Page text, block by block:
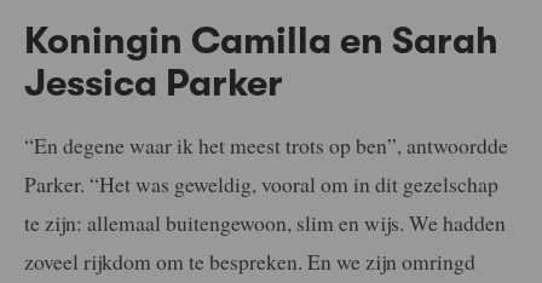
Koningin Camilla en Sarah
Jessica Parker
“En degene waar ik het meest trots op ben”, antwoordde
Parker. “Het was geweldig, vooral om in dit gezelschap
te zijn: allemaal buitengewoon, slim en wijs. We hadden
zoveel rijkdom om te bespreken. En we zijn omringd